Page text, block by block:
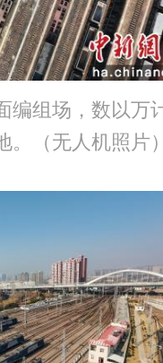
编组场，数以万
。（无人机照片